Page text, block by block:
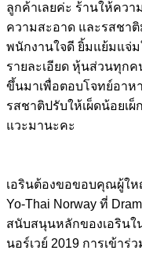
ลูกค้าเลยค่ะ ร้านให้คว
ความสะอาด และรสชา
พนักงานใจดี ยิ้มแย้มแจ่
รายละเอียด หุ้นส่วนทุกค
ขึ้นมาเพื่อตอบโจทย์อาห
รสชาติปรับให้เผ็ดน้อยเ
แวะมานะคะ
เอรินต้องขอขอบคุณผู้ใ
Yo-Thai Norway ที่
สนับสนุนหลักของเอรินใ
นอร์เวย์ 2019 การเข้าร่